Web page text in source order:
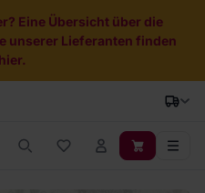
Eine Übersicht über die
unserer Lieferanten finden